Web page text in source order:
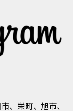
市、栄町、旭市、